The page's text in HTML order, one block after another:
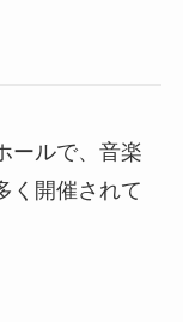
ールで、音楽
く開催されて